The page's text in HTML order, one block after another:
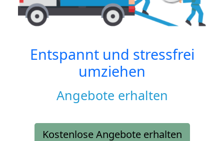
Entspannt und stressfrei
umziehen
Angebote erhalten
Kostenlose Angebote erhalten